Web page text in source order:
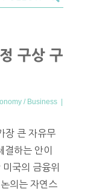
구상 구
/ Business |
장 큰 자유무
하는 안이
국의 금융위
의는 자연스